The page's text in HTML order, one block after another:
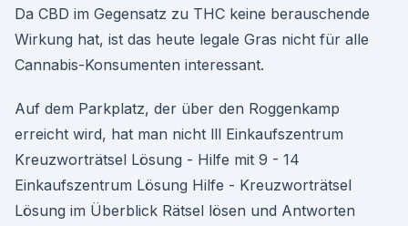
Da CBD im Gegensatz zu THC keine berauschende
Wirkung hat, ist das heute legale Gras nicht für alle
Cannabis-Konsumenten interessant.
Auf dem Parkplatz, der über den Roggenkamp
erreicht wird, hat man nicht lll Einkaufszentrum
Kreuzworträtsel Lösung - Hilfe mit 9 - 14
Einkaufszentrum Lösung Hilfe - Kreuzworträtsel
Lösung im Überblick Rätsel lösen und Antworten